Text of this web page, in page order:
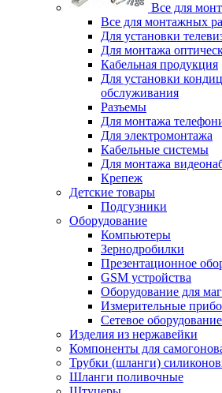
Все для
Все для монтажных
Для установки
Для монтажа
Кабельная продукция
Для установки
обслуживания
Разъемы
Для монтажа
Для электромонтажа
Кабельные системы
Для монтажа
Крепеж
Детские товары
Подгузники
Оборудование
Компьютеры
Зернодробилки
Презентационное
GSM устройства
Оборудование для
Измерительные
Сетевое оборудование
Изделия из нержавейки
Компоненты для
Трубки (шланги)
Шланги поливочные